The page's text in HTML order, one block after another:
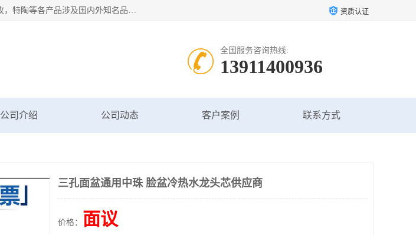
专业配送水暖器材、光源灯具、五金交电等维修物资，飞利浦，佛山照明，世达，博世，九牧，特陶等各产品涉及国内外知名品牌。公司专注与物业、学校、酒店、工厂等单位合作，提供一站式配送服务，降低客户综合成本。依托电子商务改变传统模式，以专业的团队为客户提供24H物资配送到达，货到月结、统一开票，便捷退换等服务，提高了企业的运营效率。 资质认证
全国服务咨询热线:
13911400936
公司介绍 公司动态 客户案例 联系方式
三孔面盆通用中珠 脸盆冷热水龙头芯供应商
价格： 面议